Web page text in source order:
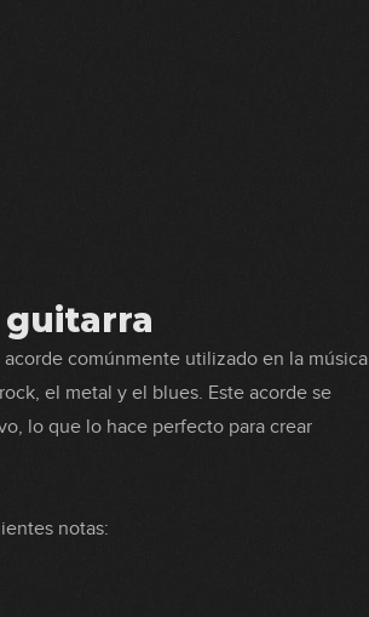
guitarra
comúnmente utilizado en la música
el metal y el blues. Este acorde se
lo que lo hace perfecto para crear
notas: